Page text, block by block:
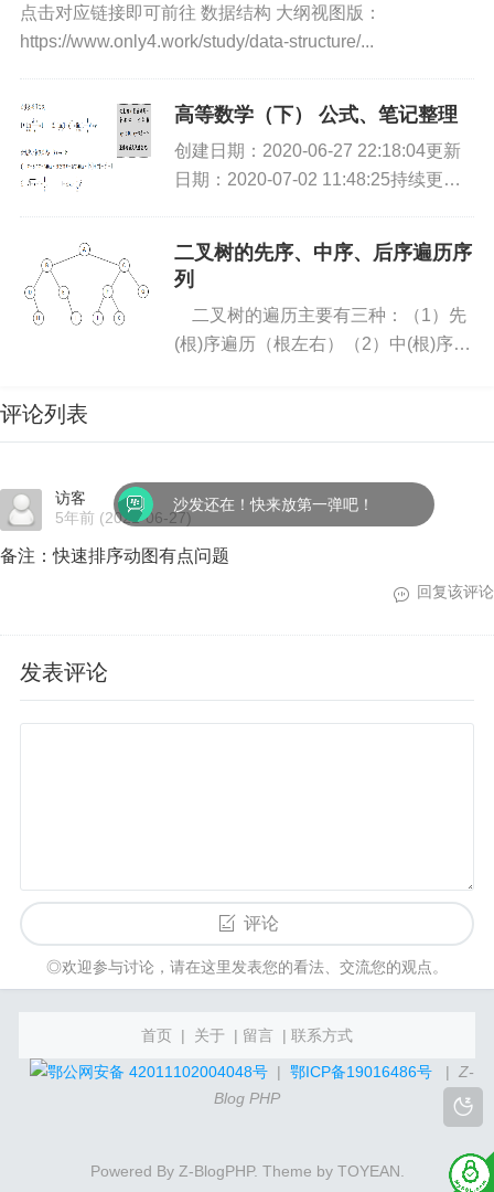
没有哪一种排序方法是绝对好的。每一种排序方法
都有其优缺点，适合于不同的环境，因此在实际应
用中应根据具体情况做选择。首先考虑排序对稳定
性的要求，若要求稳定，则只能在稳定方法中选
序元素个数n的大小，若n较大，则可在改进方法中
素。下面给出综合考虑了以上几个方面所得出的大
致结论：
思想：每次将一个待排序的元素按其关键字大小插
入到前面已经排好序的子表中的适当位置，直到全
部元素插入完成为止。
点击对应链接即可前往 数据结构 大纲视图版：
https://www.only4.work/study/data-structure/...
高等数学（下） 公式、笔记整理
创建日期：2020-06-27 22:18:04更新
日期：2020-07-02 11:48:25持续更新
数（对某个变量求导的...
二叉树的先序、中序、后序遍历序
列
二叉树的遍历主要有三种：（1）先
(根)序遍历（根左右）（2）中(根)序遍
评论列表
访客
5年前 (2021-06-27)
备注：快速排序动图有点问题
回复该评论
发表评论
评论
◎欢迎参与讨论，请在这里发表您的看法、交流您的观点。
首页 | 关于 | 留言 | 联系方式
鄂公网安备 42011102004048号 | 鄂ICP备19016486号 | Z-
Blog PHP
Powered By Z-BlogPHP. Theme by TOYEAN
沙发还在！快来放第一弹吧！